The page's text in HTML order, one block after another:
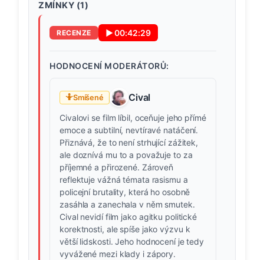
ZMÍNKY (1)
RECENZE ▶00:42:29
HODNOCENÍ MODERÁTORŮ:
🤷Smíšené Cival
Civalovi se film líbil, oceňuje jeho přímé
emoce a subtilní, nevtíravé natáčení.
Přiznává, že to není strhující zážitek,
ale doznívá mu to a považuje to za
příjemné a přirozené. Zároveň
reflektuje vážná témata rasismu a
policejní brutality, která ho osobně
zasáhla a zanechala v něm smutek.
Cival nevidí film jako agitku politické
korektnosti, ale spíše jako výzvu k
větší lidskosti. Jeho hodnocení je tedy
vyvážené mezi klady i zápory.